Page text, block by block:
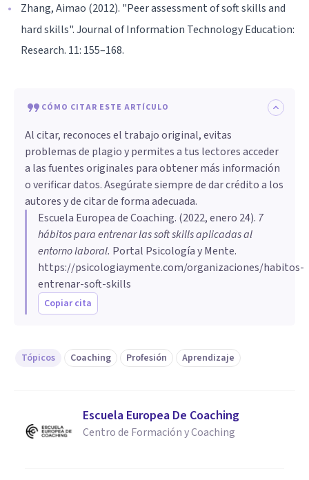
Zhang, Aimao (2012). "Peer assessment of soft skills and
hard skills". Journal of Information Technology Education:
Research. 11: 155–168.
CÓMO CITAR ESTE ARTÍCULO
Al citar, reconoces el trabajo original, evitas
problemas de plagio y permites a tus lectores acceder
a las fuentes originales para obtener más información
o verificar datos. Asegúrate siempre de dar crédito a los
autores y de citar de forma adecuada.
Escuela Europea de Coaching. (2022, enero 24). 7
hábitos para entrenar las soft skills aplicadas al
entorno laboral. Portal Psicología y Mente.
https://psicologiaymente.com/organizaciones/habitos-
entrenar-soft-skills
Copiar cita
Tópicos Coaching Profesión Aprendizaje
Escuela Europea De Coaching
Centro de Formación y Coaching